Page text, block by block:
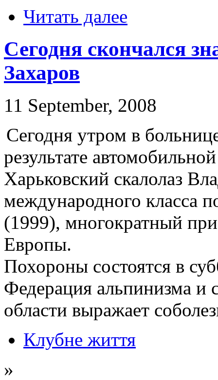
Читать далее
Сегодня скончался
Захаров
11 September, 2008
Сегодня утром в
результате
Харьковский скалолаз
международного класса
(1999), многократный
Европы.
Похороны состоятся в
Федерация альпинизма и
области выражает
Клубне життя
»